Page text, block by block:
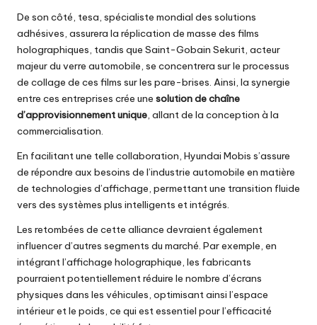
De son côté, tesa, spécialiste mondial des solutions
adhésives, assurera la réplication de masse des films
holographiques, tandis que Saint-Gobain Sekurit, acteur
majeur du verre automobile, se concentrera sur le processus
de collage de ces films sur les pare-brises. Ainsi, la synergie
entre ces entreprises crée une solution de chaîne
d’approvisionnement unique, allant de la conception à la
commercialisation.
En facilitant une telle collaboration, Hyundai Mobis s’assure
de répondre aux besoins de l’industrie automobile en matière
de technologies d’affichage, permettant une transition fluide
vers des systèmes plus intelligents et intégrés.
Les retombées de cette alliance devraient également
influencer d’autres segments du marché. Par exemple, en
intégrant l’affichage holographique, les fabricants
pourraient potentiellement réduire le nombre d’écrans
physiques dans les véhicules, optimisant ainsi l’espace
intérieur et le poids, ce qui est essentiel pour l’efficacité